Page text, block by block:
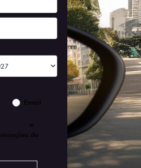
Email
e
da